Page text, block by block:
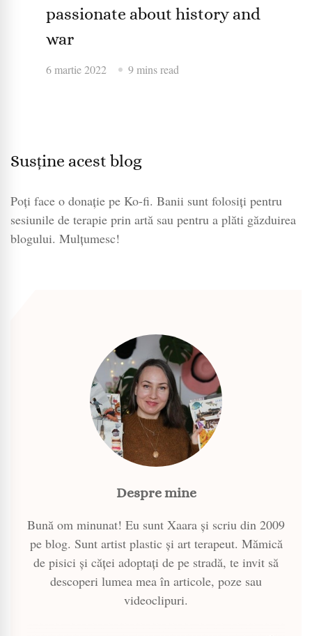
passionate about history and
war
6 martie 2022 9 mins read
Susține acest blog
Poți face o donație pe Ko-fi. Banii sunt folosiți pentru
sesiunile de terapie prin artă sau pentru a plăti găzduirea
blogului. Mulțumesc!
Despre mine
Bună om minunat! Eu sunt Xaara și scriu din 2009
pe blog. Sunt artist plastic și art terapeut. Mămică
de pisici și căței adoptați de pe stradă, te invit să
descoperi lumea mea în articole, poze sau
videoclipuri.